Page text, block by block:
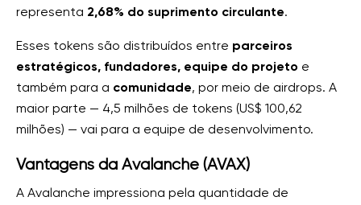
representa 2,68% do suprimento circulante.
Esses tokens são distribuídos entre parceiros
estratégicos, fundadores, equipe do projeto e
também para a comunidade, por meio de airdrops. A
maior parte — 4,5 milhões de tokens (US$ 100,62
milhões) — vai para a equipe de desenvolvimento.
Vantagens da Avalanche (AVAX)
A Avalanche impressiona pela quantidade de